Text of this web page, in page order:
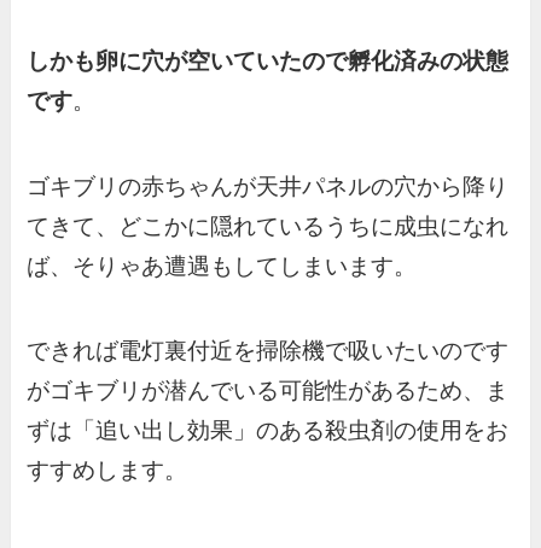
しかも卵に穴が空いていたので孵化済みの状態
です。
ゴキブリの赤ちゃんが天井パネルの穴から降り
てきて、どこかに隠れているうちに成虫になれ
ば、そりゃあ遭遇もしてしまいます。
できれば電灯裏付近を掃除機で吸いたいのです
がゴキブリが潜んでいる可能性があるため、ま
ずは「追い出し効果」のある殺虫剤の使用をお
すすめします。